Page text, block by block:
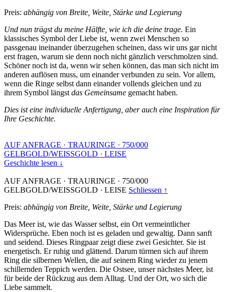
Preis: abhängig von Breite, Weite, Stärke und Legierung
Und nun trägst du meine Hälfte, wie ich die deine trage. Ein
klassisches Symbol der Liebe ist, wenn zwei Menschen so
passgenau ineinander überzugehen scheinen, dass wir uns gar nicht
erst fragen, warum sie denn noch nicht gänzlich verschmolzen sind.
Schöner noch ist da, wenn wir sehen können, das man sich nicht im
anderen auflösen muss, um einander verbunden zu sein. Vor allem,
wenn die Ringe selbst dann einander vollends gleichen und zu
ihrem Symbol längst das Gemeinsame gemacht haben.
Dies ist eine individuelle Anfertigung, aber auch eine Inspiration für
Ihre Geschichte.
AUF ANFRAGE · TRAURINGE · 750/000
GELBGOLD/WEISSGOLD · LEISE
Geschichte lesen ↓
AUF ANFRAGE · TRAURINGE · 750/000
GELBGOLD/WEISSGOLD · LEISE Schliessen ↑
Preis: abhängig von Breite, Weite, Stärke und Legierung
Das Meer ist, wie das Wasser selbst, ein Ort vermeintlicher
Widersprüche. Eben noch ist es geladen und gewaltig. Dann sanft
und seidend. Dieses Ringpaar zeigt diese zwei Gesichter. Sie ist
energetisch. Er ruhig und glättend. Darum türmen sich auf ihrem
Ring die silbernen Wellen, die auf seinem Ring wieder zu jenem
schillernden Teppich werden. Die Ostsee, unser nächstes Meer, ist
für beide der Rückzug aus dem Alltag. Und der Ort, wo sich die
Liebe sammelt.